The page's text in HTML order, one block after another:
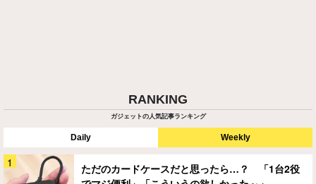
RANKING
ガジェットの人気記事ランキング
Daily Weekly
ただのカードケースだと思ったら…？ 「1台2役